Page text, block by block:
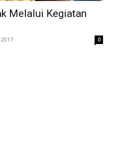
Melalui Kegiatan
0